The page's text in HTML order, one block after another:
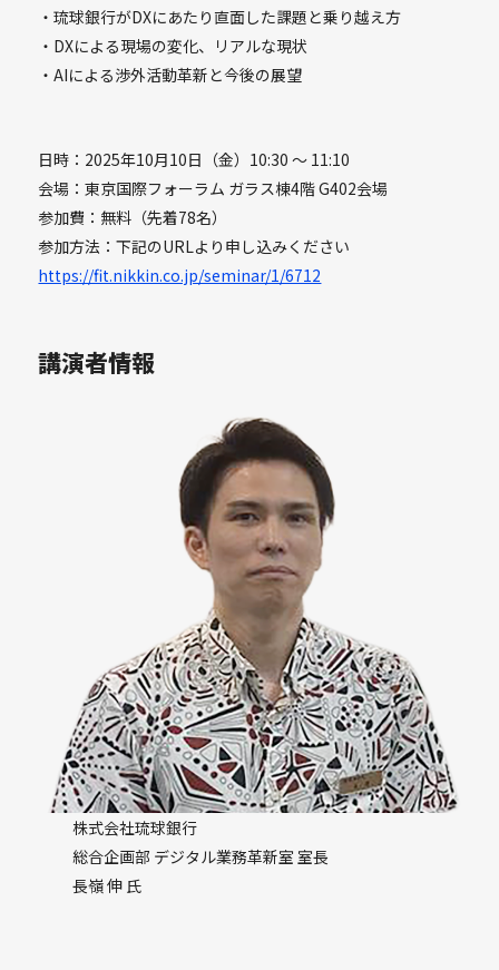
・琉球銀行がDXにあたり直面した課題と乗り越え方
・DXによる現場の変化、リアルな現状
・AIによる渉外活動革新と今後の展望
日時：2025年10月10日（金）10:30 〜 11:10
会場：東京国際フォーラム ガラス棟4階 G402会場
参加費：無料（先着78名）
参加方法：下記のURLより申し込みください
https://fit.nikkin.co.jp/seminar/1/6712
講演者情報
株式会社琉球銀行
総合企画部 デジタル業務革新室 室長
長嶺 伸 氏